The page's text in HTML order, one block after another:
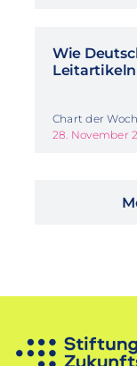
Wie
Leitartikeln
Chart der
28. November